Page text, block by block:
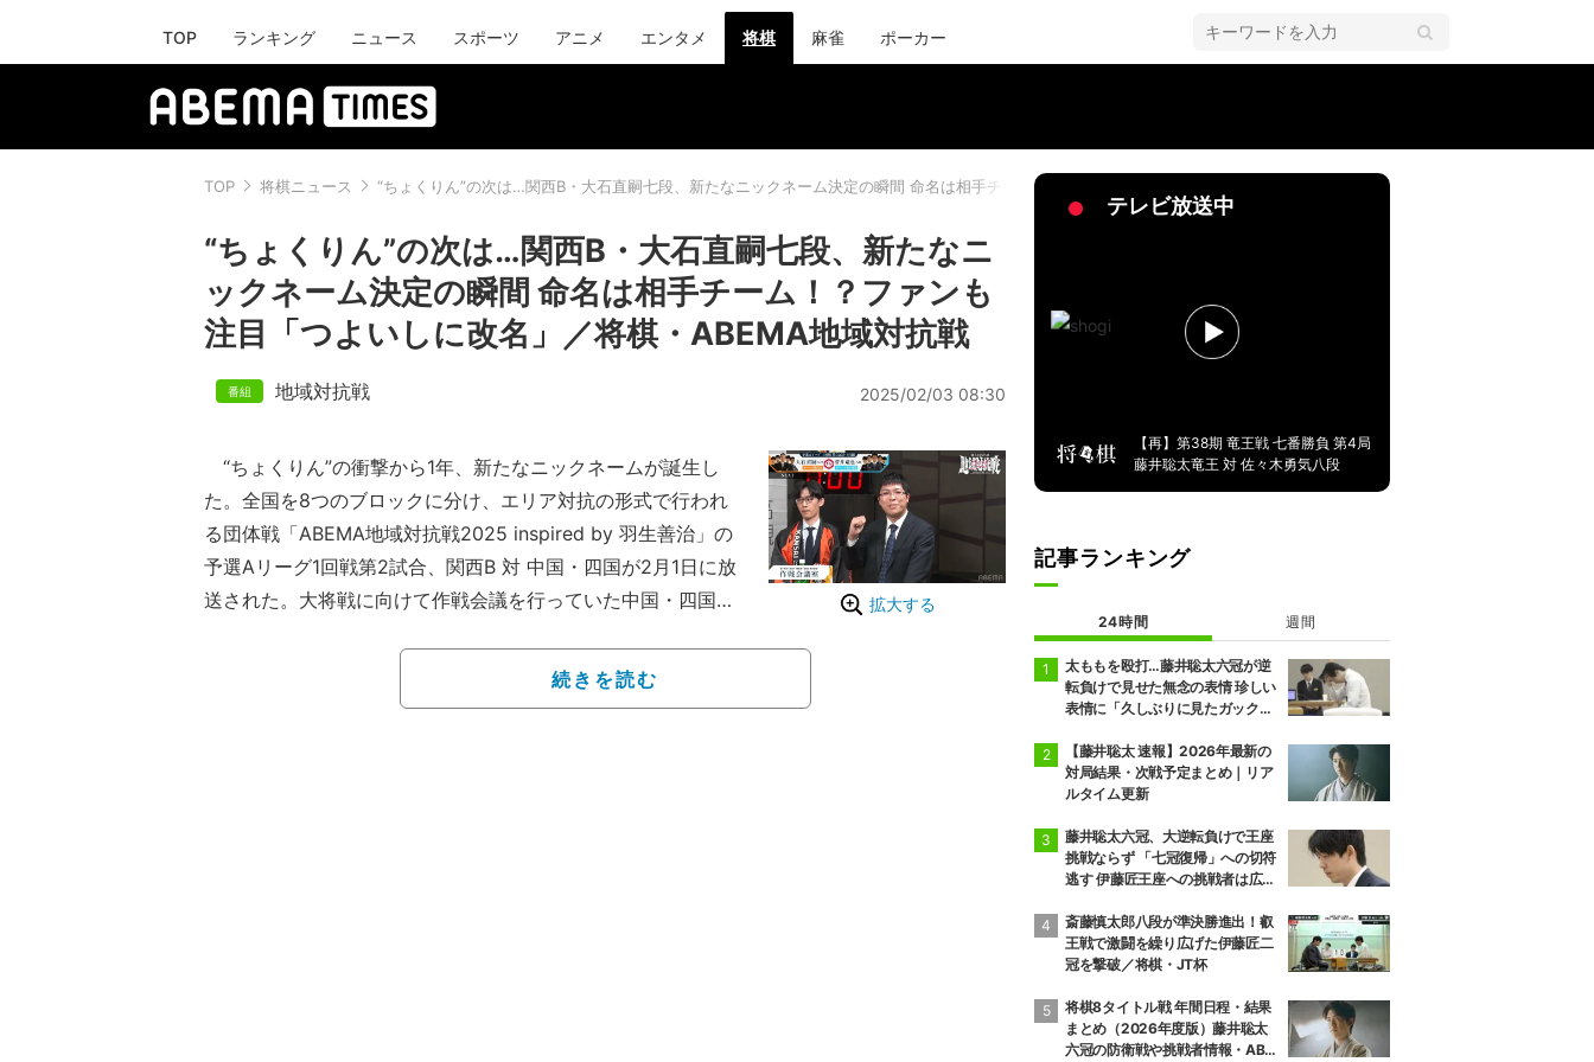
TOP ランキング ニュース スポーツ アニメ エンタメ 将棋 麻雀 ポーカー
TOP 将棋ニュース “ちょくりん”の次は…関西B・大石直嗣七段、新たなニックネーム決定の瞬間 命名は相手チーム！？ファンも注目「つよいしに改名」／将棋・ABEMA地域対抗戦
“ちょくりん”の次は…関西B・大石直嗣七段、新たなニ
ックネーム決定の瞬間 命名は相手チーム！？ファンも
注目「つよいしに改名」／将棋・ABEMA地域対抗戦
地域対抗戦 2025/02/03 08:30
拡大する
“ちょくりん”の衝撃から1年、新たなニックネームが誕生し
た。全国を8つのブロックに分け、エリア対抗の形式で行われ
る団体戦「ABEMA地域対抗戦2025 inspired by 羽生善治」の
予選Aリーグ1回戦第2試合、関西B 対 中国・四国が2月1日に放
送された。大将戦に向けて作戦会議を行っていた中国・四国の
名が決定？盛り上がる中国・四国メンバーの様子に、ファンも
興味津々の様子だった。
続きを読む
テレビ放送中
【再】第38期 竜王戦 七番勝負 第4局
藤井聡太竜王 対 佐々木勇気八段
記事ランキング
24時間 週間
太ももを殴打…藤井聡太六冠が逆
転負けで見せた無念の表情 珍しい
表情に「久しぶりに見たガック
【藤井聡太 速報】2026年最新の
対局結果・次戦予定まとめ｜リア
ルタイム更新
藤井聡太六冠、大逆転負けで王座
挑戦ならず 「七冠復帰」への切符
逃す 伊藤匠王座への挑戦者は広瀬
斎藤慎太郎八段が準決勝進出！叡
王戦で激闘を繰り広げた伊藤匠二
冠を撃破／将棋・JT杯
将棋8タイトル戦 年間日程・結果
まとめ（2026年度版）藤井聡太
六冠の防衛戦や挑戦者情報・ABE